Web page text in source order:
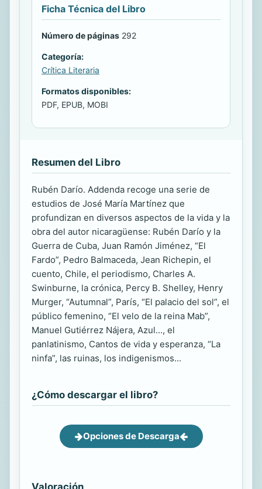
Ficha Técnica del Libro
Número de páginas 292
Categoría:
Crítica Literaria
Formatos disponibles:
PDF, EPUB, MOBI
Resumen del Libro
Rubén Darío. Addenda recoge una serie de
estudios de José María Martínez que
profundizan en diversos aspectos de la vida y la
obra del autor nicaragüense: Rubén Darío y la
Guerra de Cuba, Juan Ramón Jiménez, “El
Fardo”, Pedro Balmaceda, Jean Richepin, el
cuento, Chile, el periodismo, Charles A.
Swinburne, la crónica, Percy B. Shelley, Henry
Murger, “Autumnal”, París, “El palacio del sol”, el
público femenino, “El velo de la reina Mab”,
Manuel Gutiérrez Nájera, Azul..., el
panlatinismo, Cantos de vida y esperanza, “La
ninfa”, las ruinas, los indigenismos...
¿Cómo descargar el libro?
Opciones de Descarga